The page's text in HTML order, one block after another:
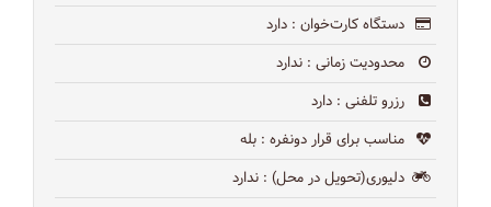
دستگاه کارت‌خوان : دارد
محدودیت زمانی : ندارد
رزرو تلفنی : دارد
مناسب برای قرار دونفره : بله
دلیوری(تحویل در محل) : ندارد